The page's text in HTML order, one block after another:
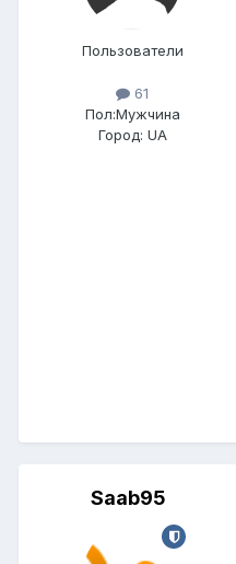
Пользователи
61
Пол:Мужчина
Город: UA
Saab95